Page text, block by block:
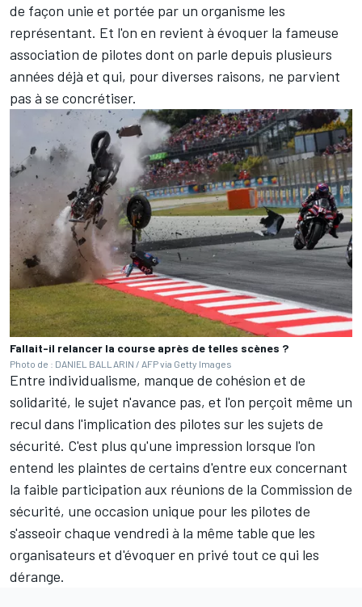
de façon unie et portée par un organisme les
représentant. Et l'on en revient à évoquer la fameuse
association de pilotes dont on parle depuis plusieurs
années déjà et qui, pour diverses raisons, ne parvient
pas à se concrétiser.
Fallait-il relancer la course après de telles scènes ?
Photo de : DANIEL BALLARIN / AFP via Getty Images
Entre individualisme, manque de cohésion et de
solidarité, le sujet n'avance pas, et l'on perçoit même un
recul dans l'implication des pilotes sur les sujets de
sécurité. C'est plus qu'une impression lorsque l'on
entend les plaintes de certains d'entre eux concernant
la faible participation aux réunions de la Commission de
sécurité, une occasion unique pour les pilotes de
s'asseoir chaque vendredi à la même table que les
organisateurs et d'évoquer en privé tout ce qui les
dérange.